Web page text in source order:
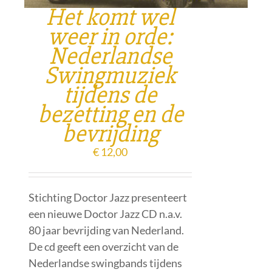
Het komt wel
weer in orde:
Nederlandse
Swingmuziek
tijdens de
bezetting en de
bevrijding
€ 12,00
Stichting Doctor Jazz presenteert
een nieuwe Doctor Jazz CD n.a.v.
80 jaar bevrijding van Nederland.
De cd geeft een overzicht van de
Nederlandse swingbands tijdens